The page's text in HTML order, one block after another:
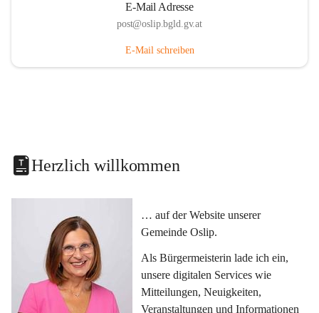
E-Mail Adresse
post@oslip.bgld.gv.at
E-Mail schreiben
Herzlich willkommen
… auf der Website unserer
Gemeinde Oslip.
Als Bürgermeisterin lade ich ein,
unsere digitalen Services wie
Mitteilungen, Neuigkeiten,
Veranstaltungen und Informationen